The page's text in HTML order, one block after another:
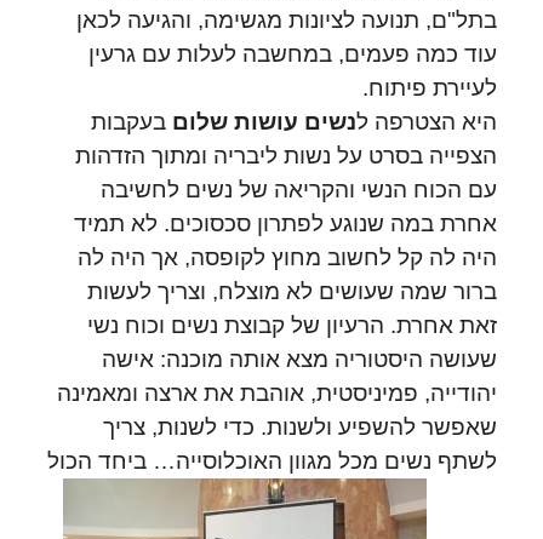
בתל"ם, תנועה לציונות מגשימה, והגיעה לכאן
עוד כמה פעמים, במחשבה לעלות עם גרעין
לעיירת פיתוח.
היא הצטרפה לנשים עושות שלום בעקבות
הצפייה בסרט על נשות ליבריה ומתוך הזדהות
עם הכוח הנשי והקריאה של נשים לחשיבה
אחרת במה שנוגע לפתרון סכסוכים. לא תמיד
היה לה קל לחשוב מחוץ לקופסה, אך היה לה
ברור שמה שעושים לא מוצלח, וצריך לעשות
זאת אחרת. הרעיון של קבוצת נשים וכוח נשי
שעושה היסטוריה מצא אותה מוכנה: אישה
יהודייה, פמיניסטית, אוהבת את ארצה ומאמינה
שאפשר להשפיע ולשנות. כדי לשנות, צריך
לשתף נשים מכל מגוון האוכלוסייה… ביחד הכול